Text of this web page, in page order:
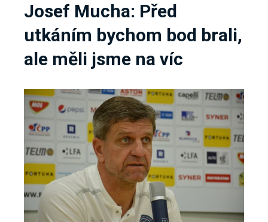
Josef Mucha: Před
utkáním bychom bod brali,
ale měli jsme na víc